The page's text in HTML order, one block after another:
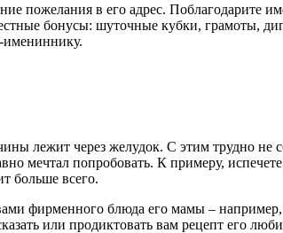
пожелания в его адрес.
бонусы: шуточные кубки, грамоты,
имениннику.
лежит через желудок. С этим трудно
мечтал попробовать. К примеру,
больше всего.
фирменного блюда его мамы –
или продиктовать вам рецепт его